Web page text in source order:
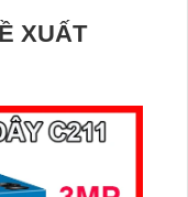
XUẤT